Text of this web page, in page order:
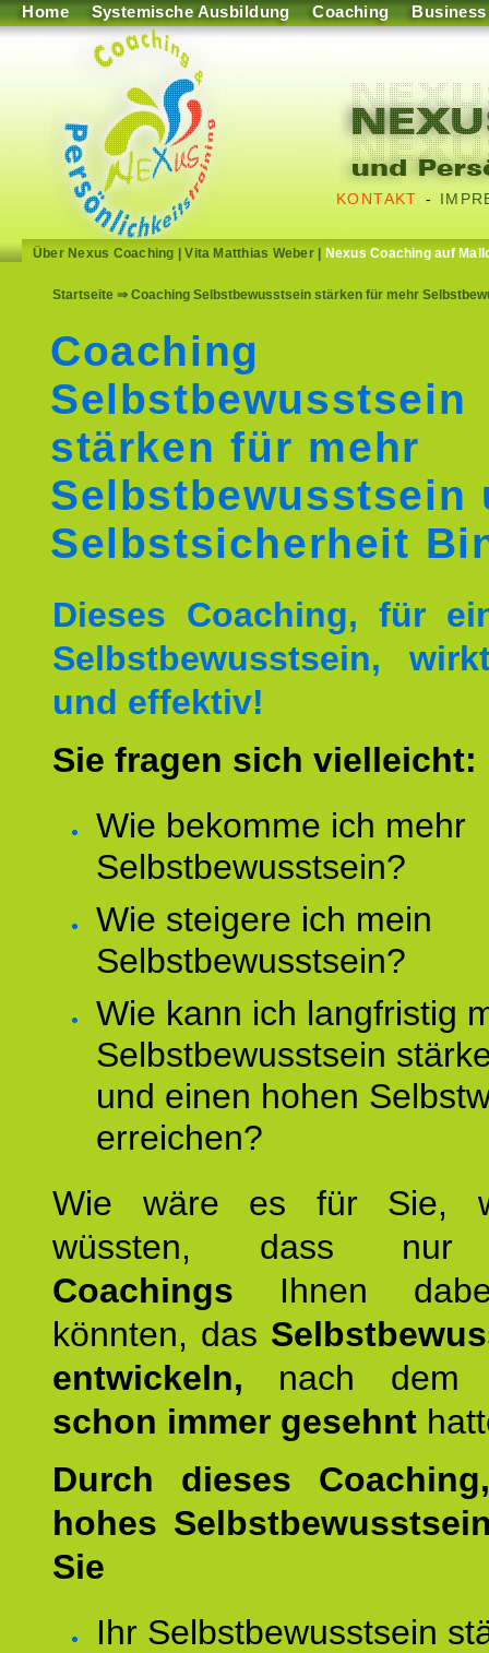
Home Systemische Ausbildung Coaching Business
KONTAKT -
Über Nexus Coaching |Vita Matthias Weber| Nexus Coaching auf
Startseite ⇒ Coaching Selbstbewusstsein stärken für mehr
Coaching
Selbstbewusstsein
stärken für mehr
Selbstbewusstsein
Selbstsicherheit
Dieses Coaching, für
Selbstbewusstsein,
und effektiv!
Sie fragen sich vielleicht:
Wie bekomme ich mehr
Selbstbewusstsein?
Wie steigere ich mein
Selbstbewusstsein?
Wie kann ich langfristig
Selbstbewusstsein
und einen hohen
erreichen?
Wie wäre es für Sie,
wüssten, dass
Coachings Ihnen
könnten, das
entwickeln, nach dem
schon immer gesehnt
Durch dieses
hohes
Sie
Ihr Selbstbewusstsein